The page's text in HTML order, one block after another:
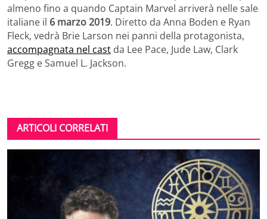
almeno fino a quando Captain Marvel arriverà nelle sale
italiane il 6 marzo 2019. Diretto da Anna Boden e Ryan
Fleck, vedrà Brie Larson nei panni della protagonista,
accompagnata nel cast da Lee Pace, Jude Law, Clark
Gregg e Samuel L. Jackson.
ARTICOLI CORRELATI